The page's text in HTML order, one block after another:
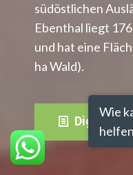
südöstlichen
Ebenthal liegt
und hat eine
ha Wald).
Digitale
Wie